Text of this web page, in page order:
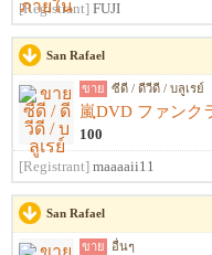
[Registrant] FUJI
San Rafael
ขาย ซีดี / ดีวีดี / บลูเรย์
100
[Registrant] maaaaii11
San Rafael
ขาย อื่นๆ